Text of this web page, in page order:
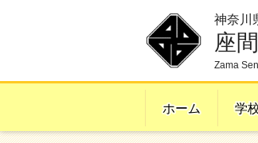
神奈川
座
Zama
ホーム 学